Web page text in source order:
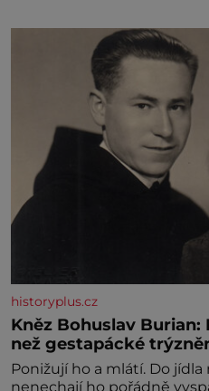
historyplus.cz
Kněz Bohuslav
než gestapácké
Ponižují ho a mlátí. Do
nenechají ho pořádně